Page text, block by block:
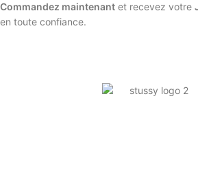
Commandez maintenant et recevez votre
en toute confiance.